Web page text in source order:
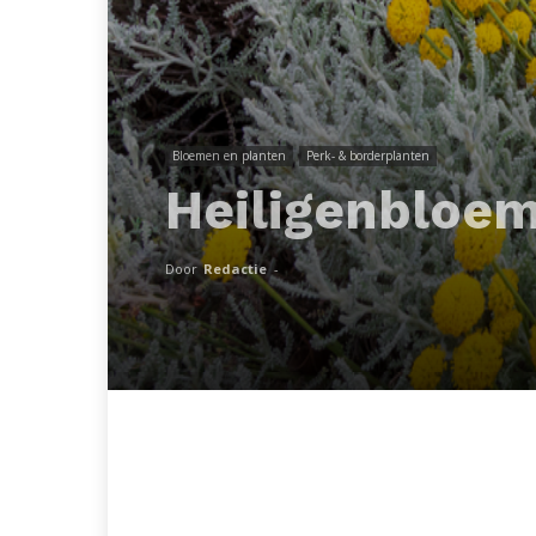
Bloemen en planten Perk- & borderplanten
Door Redactie -